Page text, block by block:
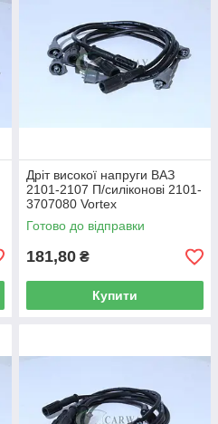
Дріт високої напруги ВАЗ
2101-2107 П/силіконові 2101-
3707080 Vortex
Готово до відправки
181,80 ₴
Купити